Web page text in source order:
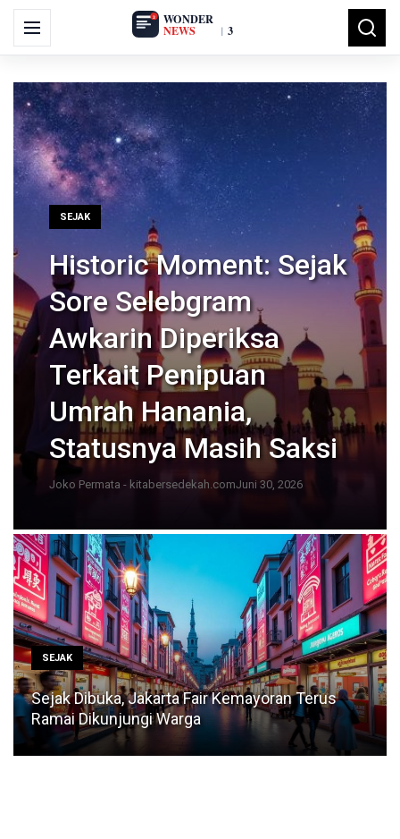
Skip
content
Menu
Search
for:
SEJAK
Historic Moment: Sejak
Sore Selebgram
Awkarin Diperiksa
Terkait Penipuan
Umrah Hanania,
Statusnya Masih Saksi
Joko Permata - kitabersedekah.comJuni 30, 2026
SEJAK
Sejak Dibuka, Jakarta Fair Kemayoran Terus
Ramai Dikunjungi Warga